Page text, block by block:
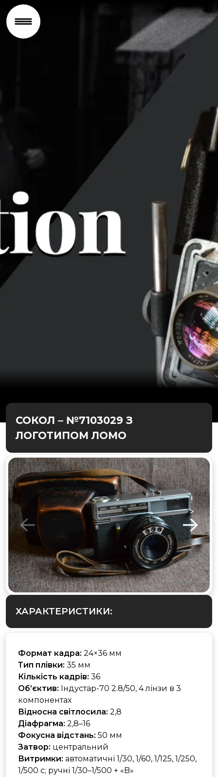
СОКОЛ – №7103029 З
ЛОГОТИПОМ ЛОМО
ХАРАКТЕРИСТИКИ:
Формат кадра: 24×36 мм
Тип плівки: 35 мм
Кількість кадрів: 36
Об’єктив: Індустар-70 2.8/50, 4 лінзи в 3
компонентах
Відносна світлосила: 2,8
Діафрагма: 2,8–16
Фокусна відстань: 50 мм
Затвор: центральний
Витримки: автоматичні 1/30, 1/60, 1/125, 1/250,
1/500 с; ручні 1/30–1/500 + «B»